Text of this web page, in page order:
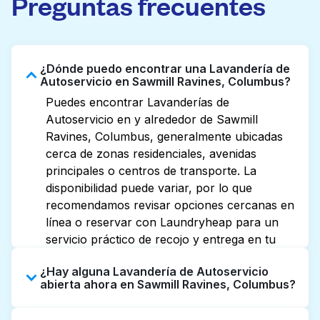
¿Dónde puedo encontrar una Lavandería de
Autoservicio en Sawmill Ravines, Columbus?
Puedes encontrar Lavanderías de
Autoservicio en y alrededor de Sawmill
Ravines, Columbus, generalmente ubicadas
cerca de zonas residenciales, avenidas
principales o centros de transporte. La
disponibilidad puede variar, por lo que
recomendamos revisar opciones cercanas en
línea o reservar con Laundryheap para un
servicio práctico de recojo y entrega en tu
¿Hay alguna Lavandería de Autoservicio
abierta ahora en Sawmill Ravines, Columbus?